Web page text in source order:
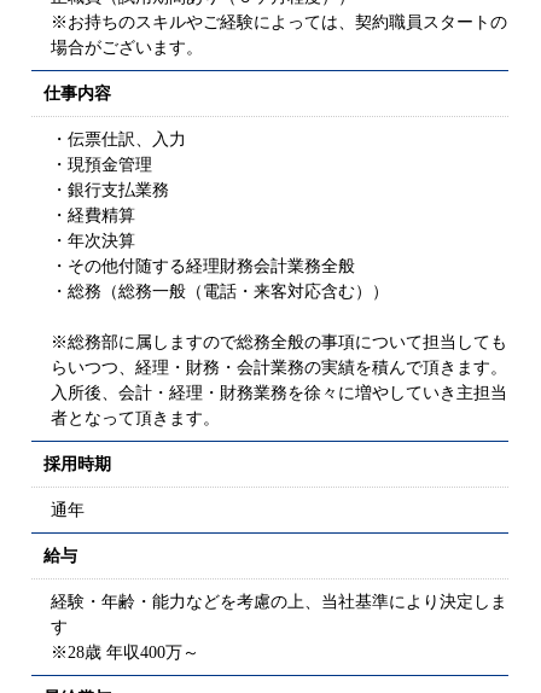
※お持ちのスキルやご経験によっては、契約職員スタートの
場合がございます。
仕事内容
・伝票仕訳、入力
・現預金管理
・銀行支払業務
・経費精算
・年次決算
・その他付随する経理財務会計業務全般
・総務（総務一般（電話・来客対応含む））
※総務部に属しますので総務全般の事項について担当しても
らいつつ、経理・財務・会計業務の実績を積んで頂きます。
入所後、会計・経理・財務業務を徐々に増やしていき主担当
者となって頂きます。
採用時期
通年
給与
経験・年齢・能力などを考慮の上、当社基準により決定しま
す
※28歳 年収400万～